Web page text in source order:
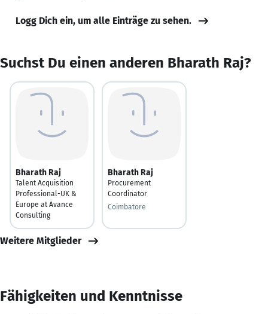
Logg Dich ein, um alle Einträge zu sehen.
Suchst Du einen anderen Bharath Raj?
Bharath Raj
Talent Acquisition
Professional-UK &
Europe at Avance
Consulting
Bharath Raj
Procurement
Coordinator
Coimbatore
Weitere Mitglieder
Fähigkeiten und Kenntnisse